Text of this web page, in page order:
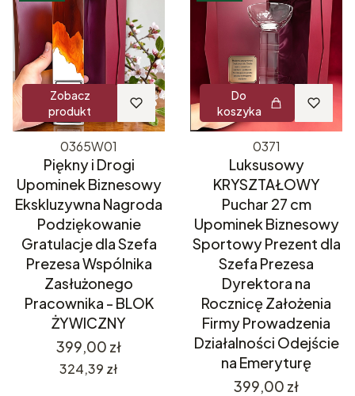
Zobacz
produkt
0365W01
Piękny i Drogi
Upominek Biznesowy
Ekskluzywna Nagroda
Podziękowanie
Gratulacje dla Szefa
Prezesa Wspólnika
Zasłużonego
Pracownika - BLOK
ŻYWICZNY
Cena
399,00 zł
Cena
324,39 zł
Do
koszyka
0371
Luksusowy
KRYSZTAŁOWY
Puchar 27 cm
Upominek Biznesowy
Sportowy Prezent dla
Szefa Prezesa
Dyrektora na
Rocznicę Założenia
Firmy Prowadzenia
Działalności Odejście
na Emeryturę
Cena
399,00 zł